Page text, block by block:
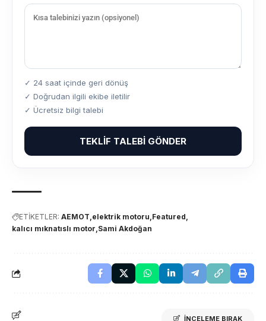
✓ 24 saat içinde geri dönüş
✓ Doğrudan ilgili ekibe iletilir
✓ Ücretsiz bilgi talebi
TEKLIF TALEBI GÖNDER
ETİKETLER: AEMOT elektrik motoru Featured
kalıcı mıknatıslı motor Sami Akdoğan
İNCELEME BIRAK